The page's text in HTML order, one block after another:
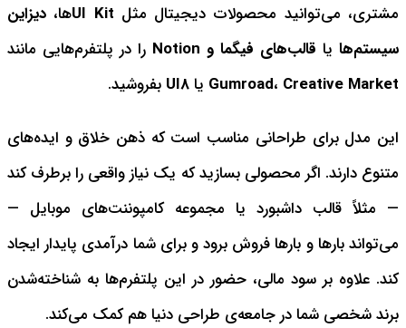
مشتری، می‌توانید محصولات دیجیتال مثل UI Kit‌ها، دیزاین
سیستم‌ها یا قالب‌های فیگما و Notion
را در پلتفرم‌هایی مانند
Gumroad، Creative Market یاUI8 بفروشید.
این مدل برای طراحانی مناسب است که ذهن خلاق و ایده‌های
متنوع دارند. اگر محصولی بسازید که یک نیاز واقعی را برطرف کند
— مثلاً قالب داشبورد یا مجموعه کامپوننت‌های موبایل —
می‌تواند بارها و بارها فروش برود و برای شما درآمدی پایدار ایجاد
کند. علاوه بر سود مالی، حضور در این پلتفرم‌ها به شناخته‌شدن
برند شخصی شما در جامعه‌ی طراحی دنیا هم کمک می‌کند.